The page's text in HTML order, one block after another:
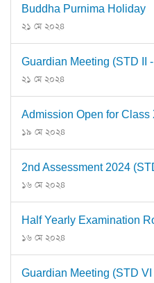
Buddha Purnima Holiday
২১ মে ২০২৪
Guardian Meeting (STD II
২১ মে ২০২৪
Admission Open for Class
১৯ মে ২০২৪
2nd Assessment 2024
১৬ মে ২০২৪
Half Yearly Examination
১৬ মে ২০২৪
Guardian Meeting (STD VI